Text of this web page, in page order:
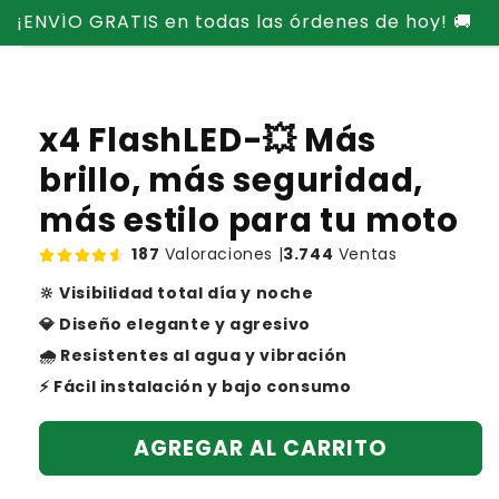
contenido
¡ENVÍO GRATIS en todas las órdenes de hoy! 🚚
x4 FlashLED-💥 Más
brillo, más seguridad,
más estilo para tu moto
187 Valoraciones |3.744 Ventas
🔆 Visibilidad total día y noche
💎 Diseño elegante y agresivo
🌧️ Resistentes al agua y vibración
⚡ Fácil instalación y bajo consumo
AGREGAR AL CARRITO